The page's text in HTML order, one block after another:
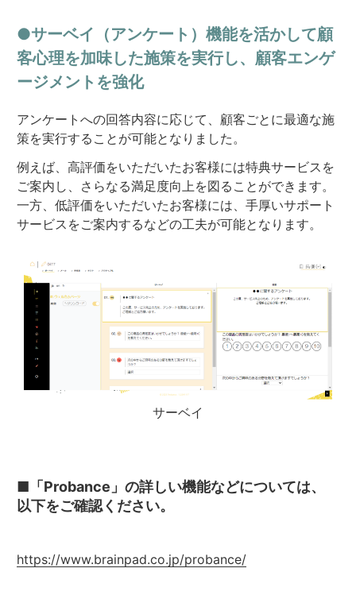
●サーベイ（アンケート）機能を活かして顧
客心理を加味した施策を実行し、顧客エンゲ
ージメントを強化​
アンケートへの回答内容に応じて、顧客ごとに最適な施
策を実行することが可能となりました。
例えば、高評価をいただいたお客様には特典サービスを
ご案内し、さらなる満足度向上を図ることができます。
一方、低評価をいただいたお客様には、手厚いサポート
サービスをご案内するなどの工夫が可能となります。
サーベイ
■「Probance」の詳しい機能などについては、
以下をご確認ください。
https://www.brainpad.co.jp/probance/